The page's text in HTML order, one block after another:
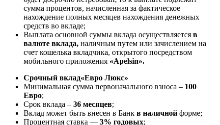
сумма процентов, начисленная за фактическое
нахождение полных месяцев нахождения денежных
средств во вкладе;
Выплата основной суммы вклада осуществляется в
валюте вклада, наличным путем или зачислением на
счет кошелька вкладчика, открытого посредством
мобильного приложения «Apelsin».
Срочный вклад«Евро Люкс»
Минимальная сумма первоначального взноса – 100
Евро;
Срок вклада – 36 месяцев;
Вклад может быть внесен в Банк в наличной форме;
Процентная ставка — 3% годовых;